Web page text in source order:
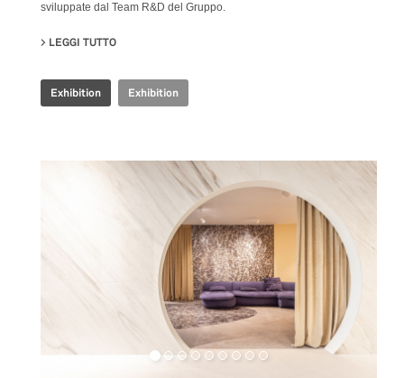
sviluppate dal Team R&D del Gruppo.
LEGGI TUTTO
Exhibition Exhibition